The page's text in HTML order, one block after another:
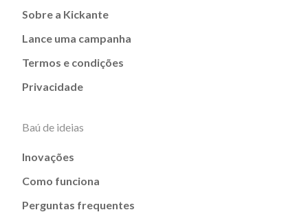
Sobre a Kickante
Lance uma campanha
Termos e condições
Privacidade
Baú de ideias
Inovações
Como funciona
Perguntas frequentes